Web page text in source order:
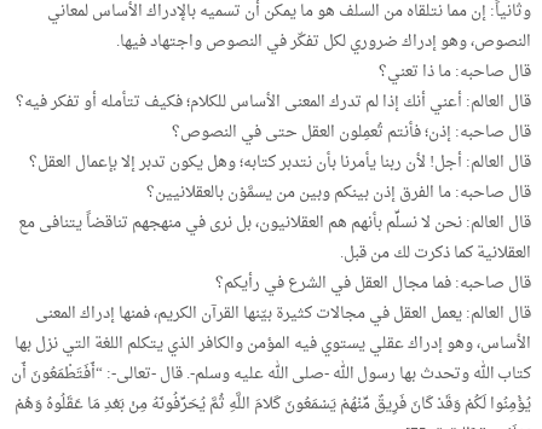
وثانياً: إن مما نتلقاه من السلف هو ما يمكن أن تسميه بالإدراك الأساس لمعاني
النصوص، وهو إدراك ضروري لكل تفكّر في النصوص واجتهاد فيها.
قال صاحبه: ما ذا تعني؟
قال العالم: أعني أنك إذا لم تدرك المعنى الأساس للكلام؛ فكيف تتأمله أو تفكر فيه؟
قال صاحبه: إذن؛ فأنتم تُعمِلون العقل حتى في النصوص؟
قال العالم: أجل! لأن ربنا يأمرنا بأن نتدبر كتابه؛ وهل يكون تدبر إلا بإعمال العقل؟
قال صاحبه: ما الفرق إذن بينكم وبين من يسمَّوْن بالعقلانيين؟
قال العالم: نحن لا نسلِّم بأنهم هم العقلانيون، بل نرى في منهجهم تناقضاً يتنافى مع
العقلانية كما ذكرت لك من قبل.
قال صاحبه: فما مجال العقل في الشرع في رأيكم؟
قال العالم: يعمل العقل في مجالات كثيرة بيّنها القرآن الكريم، فمنها إدراك المعنى
الأساس، وهو إدراك عقلي يستوي فيه المؤمن والكافر الذي يتكلم اللغة التي نزل بها
كتاب الله وتحدث بها رسول الله -صلى الله عليه وسلم-. قال -تعالى-: “أَفَتَطْمَعُونَ أَن
يُؤْمِنُوا لَكُمْ وَقَدْ كَانَ فَرِيقٌ مِّنْهُمْ يَسْمَعُونَ كَلامَ اللَّهِ ثُمَّ يُحَرِّفُونَهُ مِنْ بَعْدِ مَا عَقَلُوهُ وَهُمْ